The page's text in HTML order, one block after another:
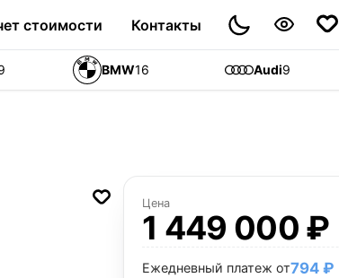
стоимости Контакты
BMW16 Audi9
Цена
1 449 000 ₽
Ежедневный платеж от794 ₽